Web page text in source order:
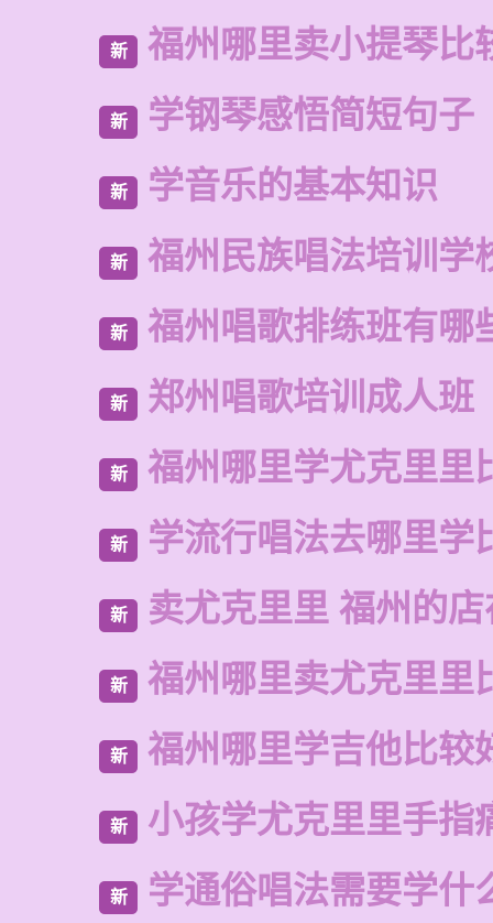
新 福州哪里卖小提琴比
新 学钢琴感悟简短句子
新 学音乐的基本知识
新 福州民族唱法培训学
新 福州唱歌排练班有哪
新 郑州唱歌培训成人班
新 福州哪里学尤克里里
新 学流行唱法去哪里学
新 卖尤克里里 福州的
新 福州哪里卖尤克里里
新 福州哪里学吉他比较
新 小孩学尤克里里手指
新 学通俗唱法需要学什